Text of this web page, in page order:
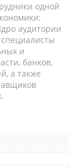
одной
аудитории
и
банков,
а также